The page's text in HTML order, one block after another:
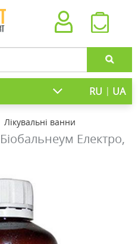
RU | UA
Лікувальні ванни
Електро,